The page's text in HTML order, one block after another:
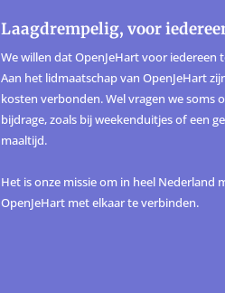
Laagdrempelig, voor
We willen dat OpenJeHart voor iedereen
Aan het lidmaatschap van OpenJeHart
kosten verbonden. Wel vragen we soms
bijdrage, zoals bij weekenduitjes of een
maaltijd.
Het is onze missie om in heel Nederland
OpenJeHart met elkaar te verbinden.